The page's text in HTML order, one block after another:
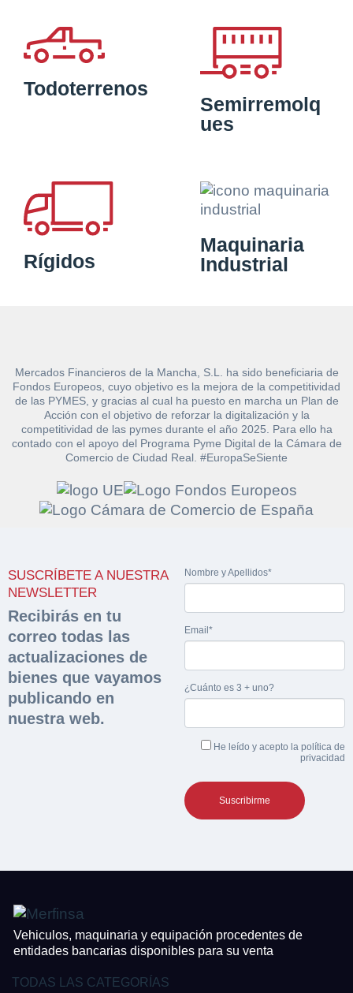
Todoterrenos
Semirremolq
ues
Rígidos
Maquinaria
Industrial
Mercados Financieros de la Mancha, S.L. ha sido beneficiaria de
Fondos Europeos, cuyo objetivo es la mejora de la competitividad
de las PYMES, y gracias al cual ha puesto en marcha un Plan de
Acción con el objetivo de reforzar la digitalización y la
competitividad de las pymes durante el año 2025. Para ello ha
contado con el apoyo del Programa Pyme Digital de la Cámara de
Comercio de Ciudad Real. #EuropaSeSiente
SUSCRÍBETE A NUESTRA
NEWSLETTER
Recibirás en tu
correo todas las
actualizaciones de
bienes que vayamos
publicando en
nuestra web.
Nombre y Apellidos*
Email*
¿Cuánto es 3 + uno?
He leído y acepto la política de
privacidad
Vehiculos, maquinaria y equipación procedentes de
entidades bancarias disponibles para su venta
TODAS LAS CATEGORÍAS
documentación
sobre la peritación
Rellene este formulario y recibirá en su email el
enlace para descargar la documentación
Nombre y Apellidos*
Hacer Oferta
Razón social* CIF/DNI Ofertante*
Teléfono* Email*
Nombre y Apellidos*
Sobre Merfinsa
Venta de bienes muebles
Vehículos